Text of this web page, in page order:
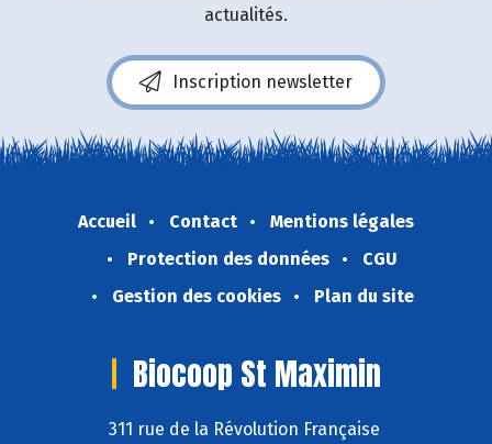
actualités.
Inscription newsletter
Accueil Contact
Mentions légales
Protection des données
CGU
Gestion des cookies
Plan du site
Biocoop St Maximin
311 rue de la Révolution Française